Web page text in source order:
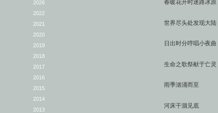
2026
2022
2021
2020
2019
2018
2017
2016
2015
2014
2013
春暖花开时迷路冰原
世界尽头处发现大陆
日出时分哼唱小夜曲
生命之歌祭献于亡灵
雨季汹涌而至
河床干涸见底